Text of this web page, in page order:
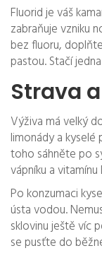
Fluorid je váš
zabraňuje vzniku
bez fluoru,
pastou. Stačí
Strava
Výživa má velký
limonády a
toho sáhněte po
vápníku a
Po konzumaci
ústa vodou.
sklovinu ještě víc
se pusťte do